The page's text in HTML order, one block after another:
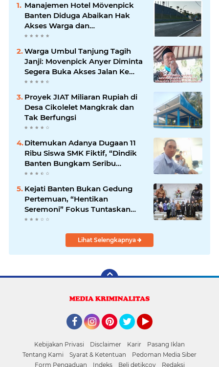
Manajemen Hotel Mövenpick
Banten Diduga Abaikan Hak
Akses Warga dan
Maladministrasi Perizinan
Warga Umbul Tanjung Tagih
Janji: Movenpick Anyer Diminta
Segera Buka Akses Jalan Ke
Pantai
Proyek JIAT Miliaran Rupiah di
Desa Cikolelet Mangkrak dan
Tak Berfungsi
Ditemukan Adanya Dugaan 11
Ribu Siswa SMK Fiktif, “Dindik
Banten Bungkam Seribu
Bahasa”
Kejati Banten Bukan Gedung
Pertemuan, “Hentikan
Seremoni” Fokus Tuntaskan
Korupsi!
Lihat Selengkapnya
Kebijakan Privasi Disclaimer Karir
Pasang Iklan
Tentang Kami
Syarat & Ketentuan
Pedoman Media Siber
Form Pengaduan
Indeks Beli detikcoy Redaksi